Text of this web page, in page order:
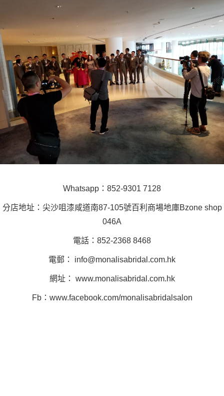
Whatsapp：852-9301 7128
分店地址：尖沙咀漆咸道南87-105號百利商場地庫Bzone shop
046A
電話：852-2368 8468
電郵： info@monalisabridal.com.hk
網址： www.monalisabridal.com.hk
Fb：www.facebook.com/monalisabridalsalon